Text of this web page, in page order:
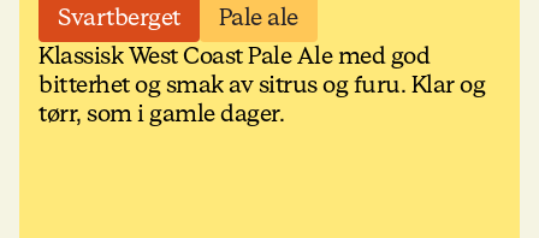
Svartberget
Pale ale
Klassisk West Coast Pale Ale med god
bitterhet og smak av sitrus og furu. Klar og
tørr, som i gamle dager.